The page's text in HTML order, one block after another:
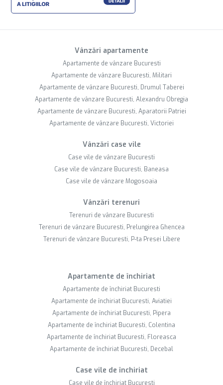
Vânzări apartamente
Apartamente de vânzare Bucuresti
Apartamente de vânzare Bucuresti, Militari
Apartamente de vânzare Bucuresti, Drumul Taberei
Apartamente de vânzare Bucuresti, Alexandru Obregia
Apartamente de vânzare Bucuresti, Aparatorii Patriei
Apartamente de vânzare Bucuresti, Victoriei
Vânzări case vile
Case vile de vânzare Bucuresti
Case vile de vânzare Bucuresti, Baneasa
Case vile de vânzare Mogosoaia
Vânzări terenuri
Terenuri de vânzare Bucuresti
Terenuri de vânzare Bucuresti, Prelungirea Ghencea
Terenuri de vânzare Bucuresti, P-ta Presei Libere
Apartamente de închiriat
Apartamente de închiriat Bucuresti
Apartamente de închiriat Bucuresti, Aviatiei
Apartamente de închiriat Bucuresti, Pipera
Apartamente de închiriat Bucuresti, Colentina
Apartamente de închiriat Bucuresti, Floreasca
Apartamente de închiriat Bucuresti, Decebal
Case vile de închiriat
Case vile de închiriat Bucuresti